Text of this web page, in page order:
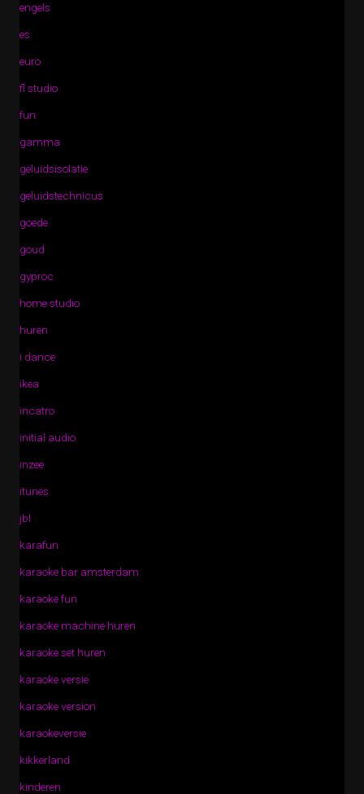
engels
es
euro
fl studio
fun
gamma
geluidsisolatie
geluidstechnicus
goede
goud
gyproc
home studio
huren
i dance
ikea
incatro
initial audio
inzee
itunes
jbl
karafun
karaoke bar amsterdam
karaoke fun
karaoke machine huren
karaoke set huren
karaoke versie
karaoke version
karaokeversie
kikkerland
kinderen